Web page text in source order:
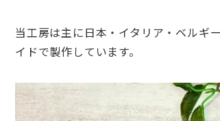
当工房は主に日本・イタリア・ ベルギ
イドで製作しています。